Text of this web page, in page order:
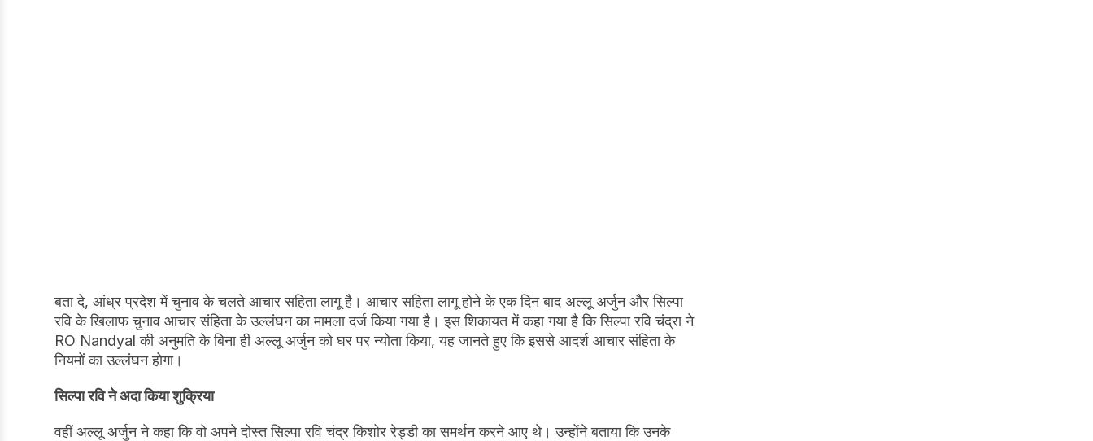
बता दे, आंध्र प्रदेश में चुनाव के चलते आचार सहिता लागू है। आचार सहिता लागू होने के एक दिन बाद अल्लू अर्जुन और सिल्पा
रवि के खिलाफ चुनाव आचार संहिता के उल्लंघन का मामला दर्ज किया गया है। इस शिकायत में कहा गया है कि सिल्पा रवि चंद्रा ने
RO Nandyal की अनुमति के बिना ही अल्लू अर्जुन को घर पर न्योता किया, यह जानते हुए कि इससे आदर्श आचार संहिता के
नियमों का उल्लंघन होगा।
सिल्पा रवि ने अदा किया शुक्रिया
वहीं अल्लू अर्जुन ने कहा कि वो अपने दोस्त सिल्पा रवि चंद्र किशोर रेड्डी का समर्थन करने आए थे। उन्होंने बताया कि उनके